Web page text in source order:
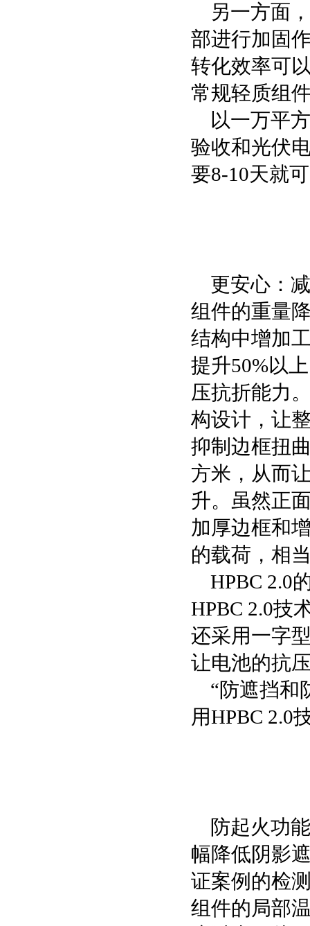
另一方面
部进行加固
转化效率可
常规轻质组
以一万平
验收和光伏
要8-10天就
更安心：
组件的重量
结构中增加
提升50%以
压抗折能力
构设计，让
抑制边框扭
方米，从而
升。虽然正
加厚边框和
的载荷，相
HPBC 2.0
HPBC 2.0技
还采用一字
让电池的抗
“防遮挡和
用HPBC 2.0
防起火功
幅降低阴影
证案例的检
组件的局部